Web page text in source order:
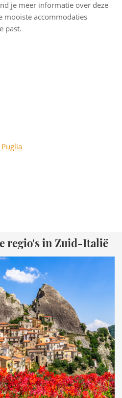
je meer informatie over deze
mooiste accommodaties
past.
regio's in Zuid-Italië